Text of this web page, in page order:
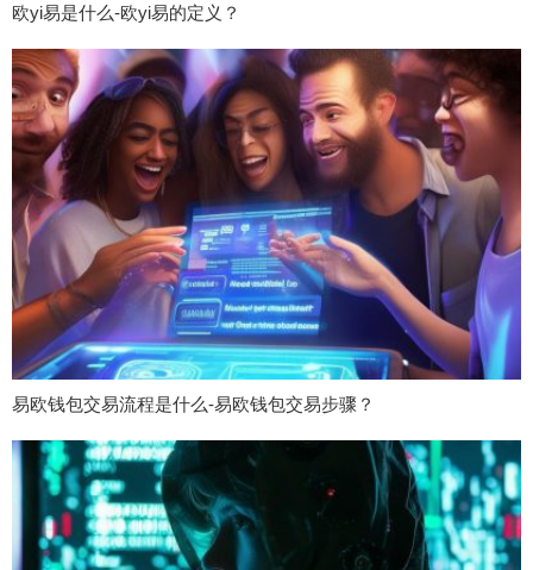
欧yi易是什么-欧yi易的定义？
易欧钱包交易流程是什么-易欧钱包交易步骤？